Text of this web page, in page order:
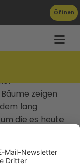
Öffnen
zeigen
lang
die es heute
schon das
den Augen. Es
Sie niesen,